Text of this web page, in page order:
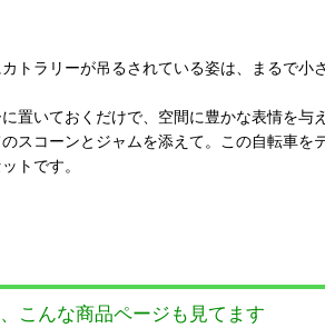
トラリーが吊るされている姿は、まるで
置いておくだけで、空間に豊かな表情を与
スコーンとジャムを添えて。この自転車
トです。
こんな商品ページも見てます